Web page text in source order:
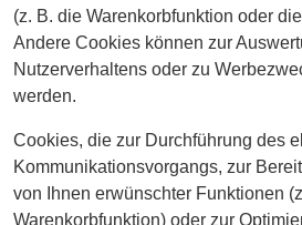
(z. B. die Warenkorbfunktion oder
Andere Cookies können zur
Nutzerverhaltens oder zu
werden.
Cookies, die zur Durchführung des
Kommunikationsvorgangs, zur
von Ihnen erwünschter Funktionen
Warenkorbfunktion) oder zur